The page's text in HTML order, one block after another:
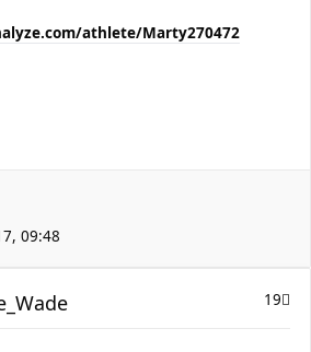
athlete/Marty270472
09:48
19